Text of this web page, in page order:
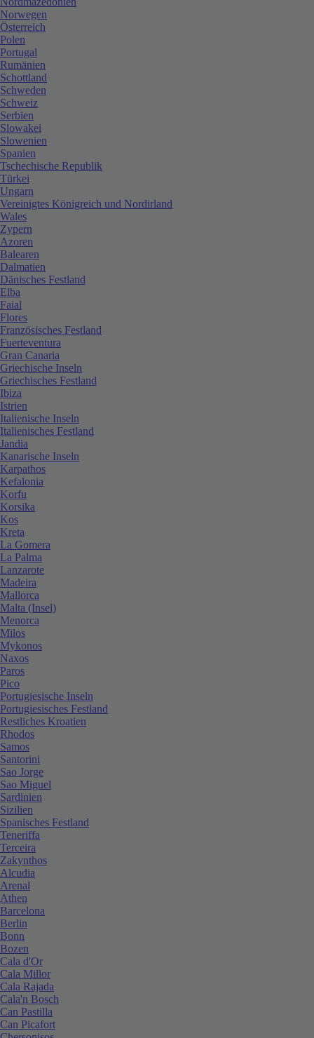
Norwegen
Österreich
Polen
Portugal
Rumänien
Schottland
Schweden
Schweiz
Serbien
Slowakei
Slowenien
Spanien
Tschechische Republik
Türkei
Ungarn
Vereinigtes Königreich und Nordirland
Wales
Zypern
Azoren
Balearen
Dalmatien
Dänisches Festland
Elba
Faial
Flores
Französisches Festland
Fuerteventura
Gran Canaria
Griechische Inseln
Griechisches Festland
Ibiza
Istrien
Italienische Inseln
Italienisches Festland
Jandia
Kanarische Inseln
Karpathos
Kefalonia
Korfu
Korsika
Kos
Kreta
La Gomera
La Palma
Lanzarote
Madeira
Mallorca
Malta (Insel)
Menorca
Milos
Mykonos
Naxos
Paros
Pico
Portugiesische Inseln
Portugiesisches Festland
Restliches Kroatien
Rhodos
Samos
Santorini
Sao Jorge
Sao Miguel
Sardinien
Sizilien
Spanisches Festland
Teneriffa
Terceira
Zakynthos
Alcudia
Arenal
Athen
Barcelona
Berlin
Bonn
Bozen
Cala d'Or
Cala Millor
Cala Rajada
Cala'n Bosch
Can Pastilla
Can Picafort